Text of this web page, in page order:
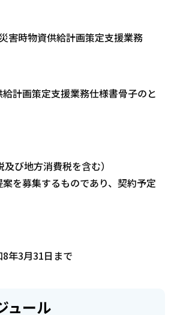
時物資供給計画策定支援業務
計画策定支援業務仕様書骨子のと
び地方消費税を含む）
を募集するものであり、契約予定
年3月31日まで
ュール